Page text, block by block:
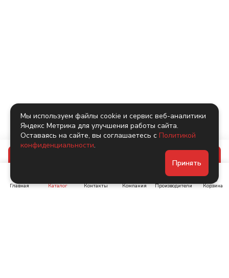
Главная Каталог Контакты Компания Производители Корзина
Мы используем файлы cookie и сервис веб-аналитики
Яндекс Метрика для улучшения работы сайта.
Оставаясь на сайте, вы соглашаетесь с Политикой
конфиденциальности.
Принять